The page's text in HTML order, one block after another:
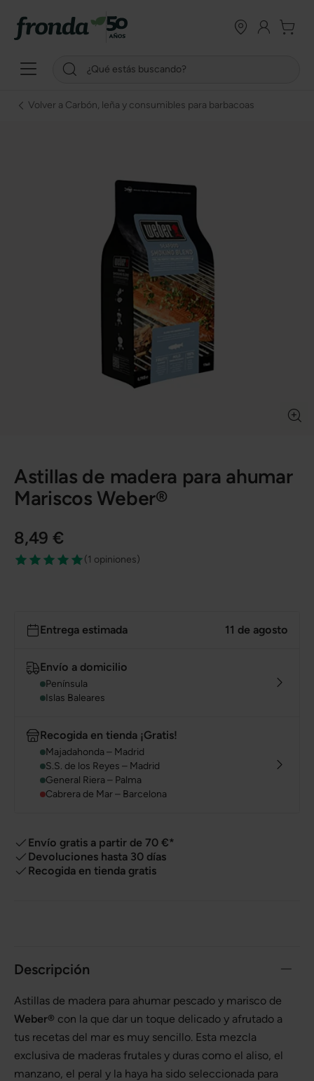
Volver a Carbón, leña y consumibles para barbacoas
Astillas de madera para ahumar
Mariscos Weber®
8,49 €
(1 opiniones)
Entrega estimada 11 de agosto
Envío a domicilio
Península
Islas Baleares
Recogida en tienda ¡Gratis!
Majadahonda – Madrid
S.S. de los Reyes – Madrid
General Riera – Palma
Cabrera de Mar – Barcelona
Envío gratis a partir de 70 €*
Devoluciones hasta 30 días
Recogida en tienda gratis
Descripción
Astillas de madera para ahumar pescado y marisco de
Weber® con la que dar un toque delicado y afrutado a
tus recetas del mar es muy sencillo. Esta mezcla
exclusiva de maderas frutales y duras como el aliso, el
manzano, el peral y la haya ha sido seleccionada para